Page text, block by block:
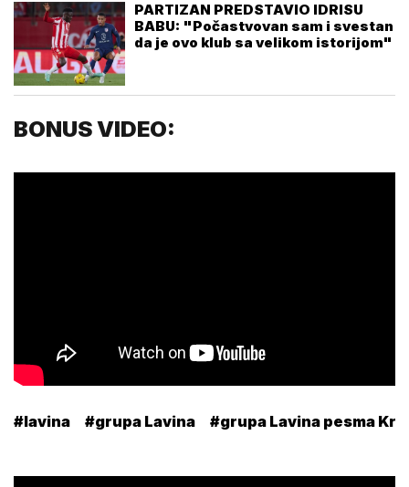
PARTIZAN PREDSTAVIO IDRISU
BABU: "Počastvovan sam i svestan
da je ovo klub sa velikom istorijom"
BONUS VIDEO:
#lavina #grupa Lavina #grupa Lavina pesma